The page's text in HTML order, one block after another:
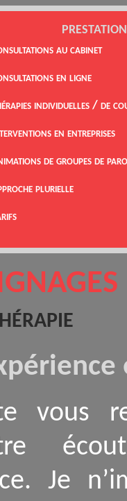
au cabinet
en ligne
individuelles / de
en entreprises
de groupes de
plurielle
vous
Je